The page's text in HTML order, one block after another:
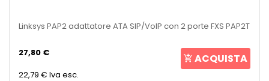
Linksys PAP2 adattatore ATA SIP/VoIP con 2 porte FXS PAP2T
27,80 €
22,79 € Iva esc.
ACQUISTA